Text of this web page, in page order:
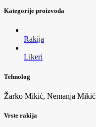
Kategorije proizvoda
Rakija
Likeri
Tehnolog
Žarko Mikić, Nemanja Mikić
Vrste rakija